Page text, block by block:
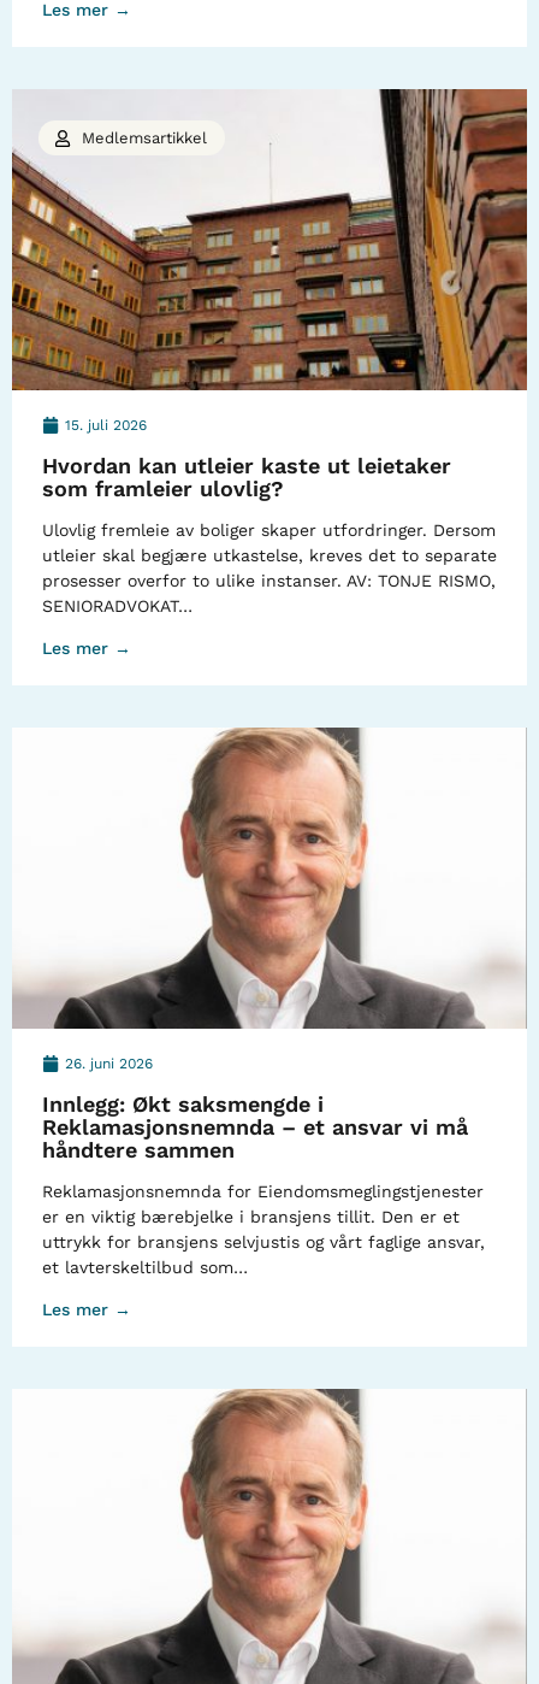
Les mer →
15. juli 2026
Hvordan kan utleier kaste ut leietaker
som framleier ulovlig?
Ulovlig fremleie av boliger skaper utfordringer. Dersom
utleier skal begjære utkastelse, kreves det to separate
prosesser overfor to ulike instanser. AV: TONJE RISMO,
SENIORADVOKAT…
Les mer →
Medlemsartikkel
26. juni 2026
Innlegg: Økt saksmengde i
Reklamasjonsnemnda – et ansvar vi må
håndtere sammen
Reklamasjonsnemnda for Eiendomsmeglingstjenester
er en viktig bærebjelke i bransjens tillit. Den er et
uttrykk for bransjens selvjustis og vårt faglige ansvar,
et lavterskeltilbud som…
Les mer →